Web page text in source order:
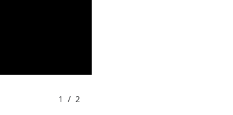
1 / 2